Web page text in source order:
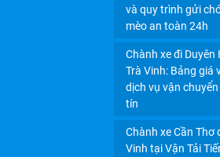
và quy trình gửi
mèo an toàn 24h
Chành xe đi Duyên
Trà Vinh: Bảng giá
dịch vụ vận
tín
Chành xe Cần Thơ
Vinh tại Vận Tải